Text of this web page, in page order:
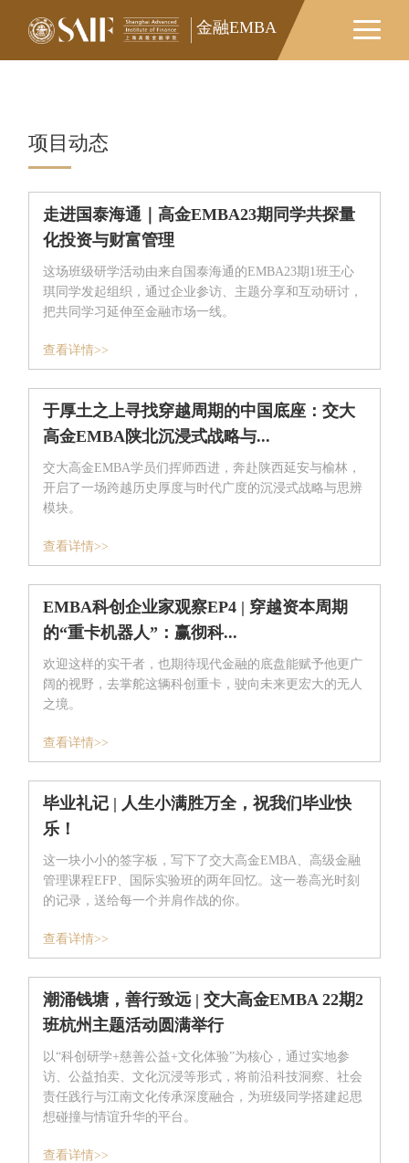
金融EMBA
项目动态
走进国泰海通｜高金EMBA23期同学共探量
化投资与财富管理
这场班级研学活动由来自国泰海通的EMBA23期1班王心
琪同学发起组织，通过企业参访、主题分享和互动研讨，
把共同学习延伸至金融市场一线。
查看详情>>
于厚土之上寻找穿越周期的中国底座：交大
高金EMBA陕北沉浸式战略与...
交大高金EMBA学员们挥师西进，奔赴陕西延安与榆林，
开启了一场跨越历史厚度与时代广度的沉浸式战略与思辨
模块。
查看详情>>
EMBA科创企业家观察EP4 | 穿越资本周期
的“重卡机器人”：赢彻科...
欢迎这样的实干者，也期待现代金融的底盘能赋予他更广
阔的视野，去掌舵这辆科创重卡，驶向未来更宏大的无人
之境。
查看详情>>
毕业礼记 | 人生小满胜万全，祝我们毕业快
乐！
这一块小小的签字板，写下了交大高金EMBA、高级金融
管理课程EFP、国际实验班的两年回忆。这一卷高光时刻
的记录，送给每一个并肩作战的你。
查看详情>>
潮涌钱塘，善行致远 | 交大高金EMBA 22期2
班杭州主题活动圆满举行
以“科创研学+慈善公益+文化体验”为核心，通过实地参
访、公益拍卖、文化沉浸等形式，将前沿科技洞察、社会
责任践行与江南文化传承深度融合，为班级同学搭建起思
想碰撞与情谊升华的平台。
查看详情>>